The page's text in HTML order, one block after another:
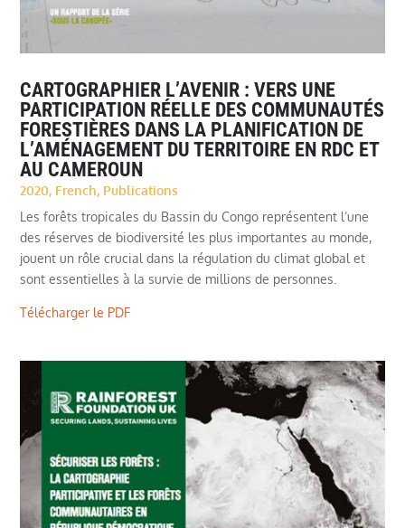
CARTOGRAPHIER L’AVENIR : VERS UNE
PARTICIPATION RÉELLE DES COMMUNAUTÉS
FORESTIÈRES DANS LA PLANIFICATION DE
L’AMÉNAGEMENT DU TERRITOIRE EN RDC ET
AU CAMEROUN
2020, French, Publications
Les forêts tropicales du Bassin du Congo représentent l’une
des réserves de biodiversité les plus importantes au monde,
jouent un rôle crucial dans la régulation du climat global et
sont essentielles à la survie de millions de personnes.
Télécharger le PDF